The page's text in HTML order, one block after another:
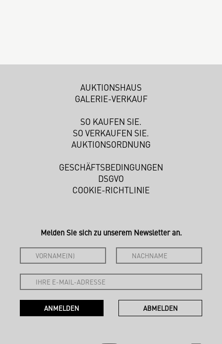
AUKTIONSHAUS
GALERIE-VERKAUF
SO KAUFEN SIE.
SO VERKAUFEN SIE.
AUKTIONSORDNUNG
GESCHÄFTSBEDINGUNGEN
DSGVO
COOKIE-RICHTLINIE
Melden Sie sich zu unserem Newsletter an.